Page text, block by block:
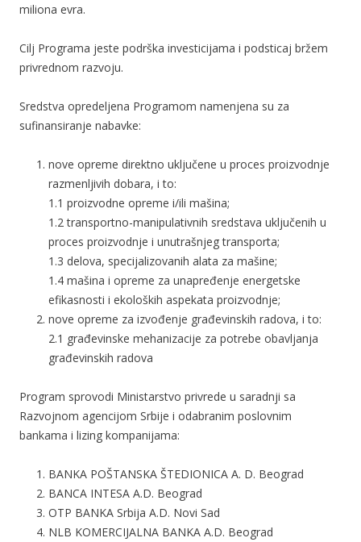
miliona evra.
Cilj Programa jeste podrška investicijama i podsticaj bržem
privrednom razvoju.
Sredstva opredeljena Programom namenjena su za
sufinansiranje nabavke:
nove opreme direktno uključene u proces proizvodnje
razmenljivih dobara, i to:
1.1 proizvodne opreme i/ili mašina;
1.2 transportno-manipulativnih sredstava uključenih u
proces proizvodnje i unutrašnjeg transporta;
1.3 delova, specijalizovanih alata za mašine;
1.4 mašina i opreme za unapređenje energetske
efikasnosti i ekoloških aspekata proizvodnje;
nove opreme za izvođenje građevinskih radova, i to:
2.1 građevinske mehanizacije za potrebe obavljanja
građevinskih radova
Program sprovodi Ministarstvo privrede u saradnji sa
Razvojnom agencijom Srbije i odabranim poslovnim
bankama i lizing kompanijama:
BANKA POŠTANSKA ŠTEDIONICA A. D. Beograd
BANCA INTESA A.D. Beograd
OTP BANKA Srbija A.D. Novi Sad
NLB KOMERCIJALNA BANKA A.D. Beograd